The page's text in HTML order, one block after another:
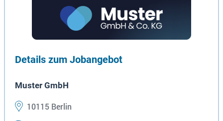
Details zum Jobangebot
Muster GmbH
10115 Berlin